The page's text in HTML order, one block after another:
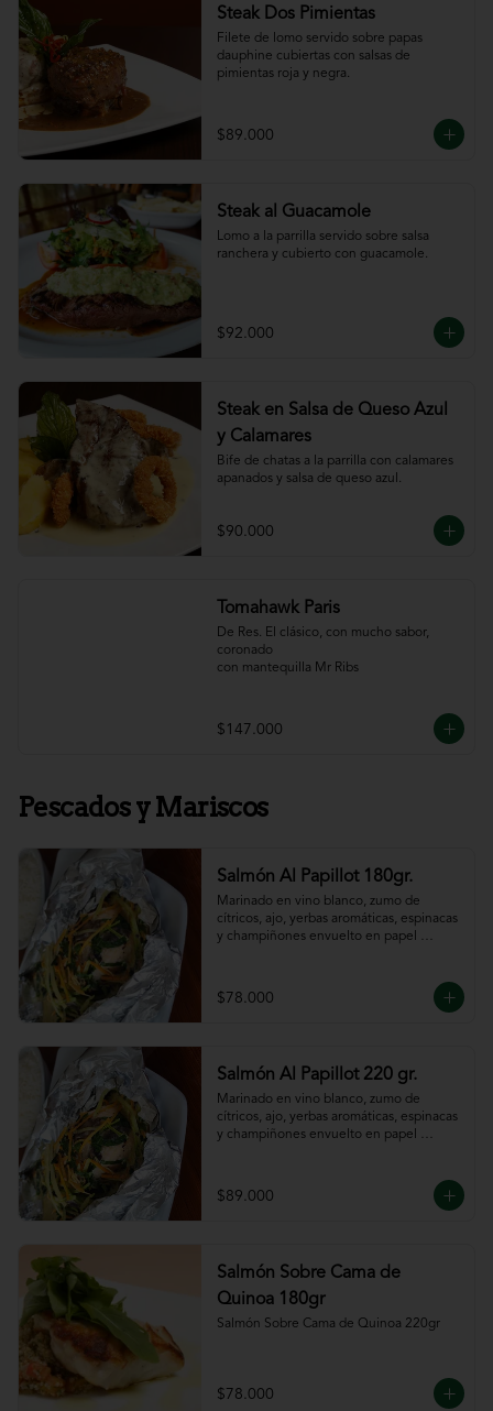
Steak Dos Pimientas
Filete de lomo servido sobre papas
dauphine cubiertas con salsas de
pimientas roja y negra.
$89.000
Steak al Guacamole
Lomo a la parrilla servido sobre salsa
ranchera y cubierto con guacamole.
$92.000
Steak en Salsa de Queso Azul
y Calamares
Bife de chatas a la parrilla con calamares
apanados y salsa de queso azul.
$90.000
Tomahawk Paris
De Res. El clásico, con mucho sabor,
coronado
con mantequilla Mr Ribs
$147.000
Pescados y Mariscos
Salmón Al Papillot 180gr.
Marinado en vino blanco, zumo de
cítricos, ajo, yerbas aromáticas, espinacas
y champiñones envuelto en papel
$78.000
Salmón Al Papillot 220 gr.
Marinado en vino blanco, zumo de
cítricos, ajo, yerbas aromáticas, espinacas
y champiñones envuelto en papel
$89.000
Salmón Sobre Cama de
Quinoa 180gr
Salmón Sobre Cama de Quinoa 220gr
$78.000